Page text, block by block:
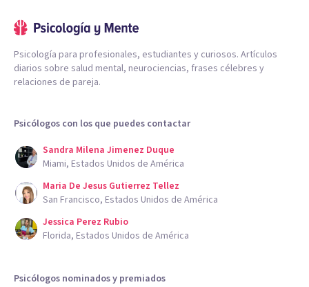
Psicología para profesionales, estudiantes y curiosos. Artículos
diarios sobre salud mental, neurociencias, frases célebres y
relaciones de pareja.
Psicólogos con los que puedes contactar
Sandra Milena Jimenez Duque
Miami, Estados Unidos de América
Maria De Jesus Gutierrez Tellez
San Francisco, Estados Unidos de América
Jessica Perez Rubio
Florida, Estados Unidos de América
Psicólogos nominados y premiados